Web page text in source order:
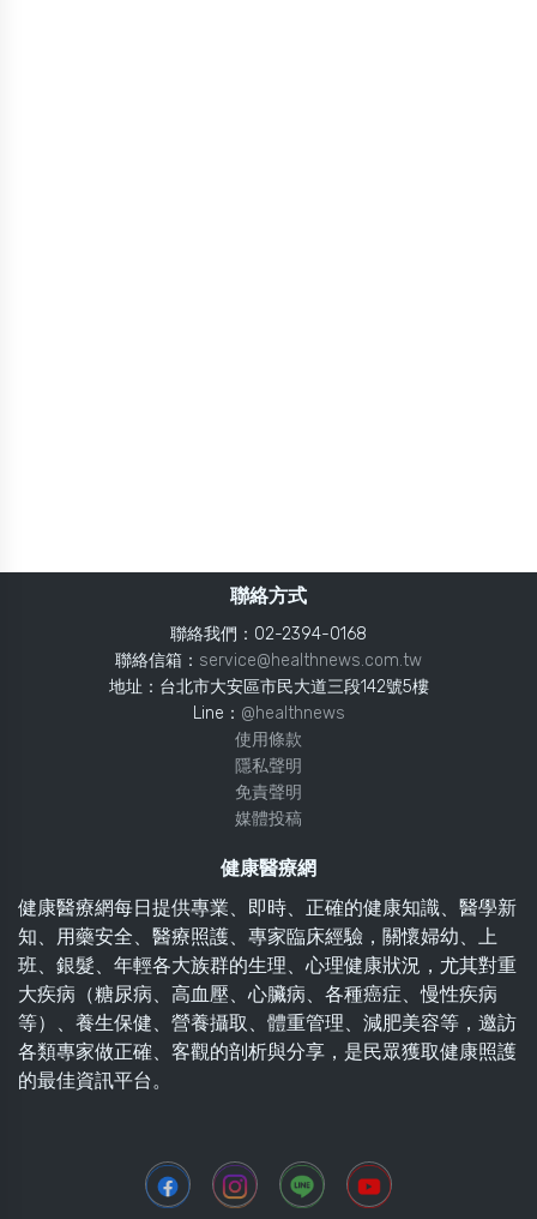
聯絡方式
聯絡我們：02-2394-0168
聯絡信箱： service@healthnews.com.tw
地址：台北市大安區市民大道三段142號5樓
Line： @healthnews
使用條款
隱私聲明
免責聲明
媒體投稿
健康醫療網
健康醫療網每日提供專業、即時、正確的健康知識、醫學新
知、用藥安全、醫療照護、專家臨床經驗，關懷婦幼、上
班、銀髮、年輕各大族群的生理、心理健康狀況，尤其對重
大疾病（糖尿病、高血壓、心臟病、各種癌症、慢性疾病
等）、養生保健、營養攝取、體重管理、減肥美容等，邀訪
各類專家做正確、客觀的剖析與分享，是民眾獲取健康照護
的最佳資訊平台。